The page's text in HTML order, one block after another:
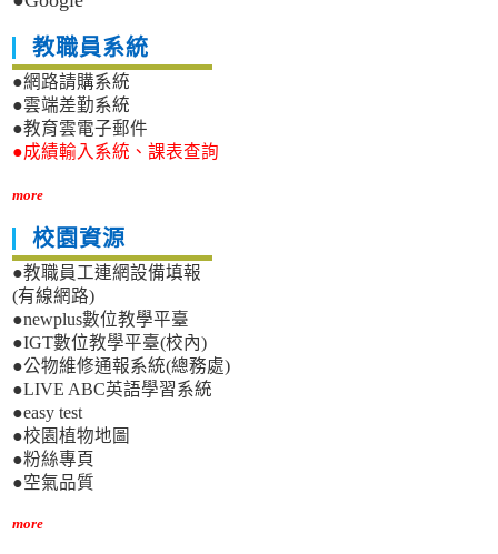
教職員系統
●網路請購系統
●雲端差勤系統
●教育雲電子郵件
●成績輸入系統、課表查詢
more
校園資源
●教職員工連網設備填報
(有線網路)
●newplus數位教學平臺
●IGT數位教學平臺(校內)
●公物維修通報系統(總務處)
●LIVE ABC英語學習系統
●easy test
●校園植物地圖
●粉絲專頁
●空氣品質
more